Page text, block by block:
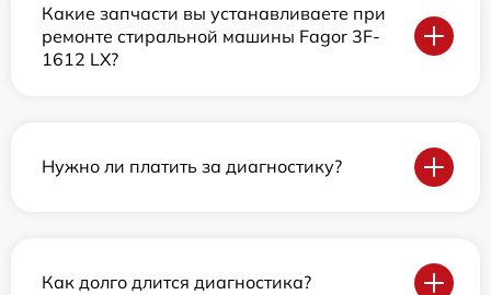
Какие запчасти вы устанавливаете при
ремонте стиральной машины Fagor 3F-
1612 LX?
Нужно ли платить за диагностику?
Как долго длится диагностика?